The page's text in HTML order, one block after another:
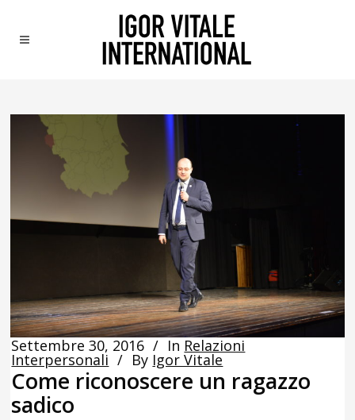
Settembre 30, 2016 In Relazioni
Interpersonali By Igor Vitale
Come riconoscere un ragazzo
sadico